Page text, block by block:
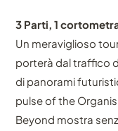
3 Parti, 1
Un meraviglioso
porterà dal traffico
di panorami
pulse of the
Beyond mostra